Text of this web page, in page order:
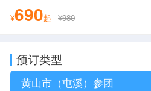
¥690起 ¥980
预订类型
黄山市（屯溪）参团